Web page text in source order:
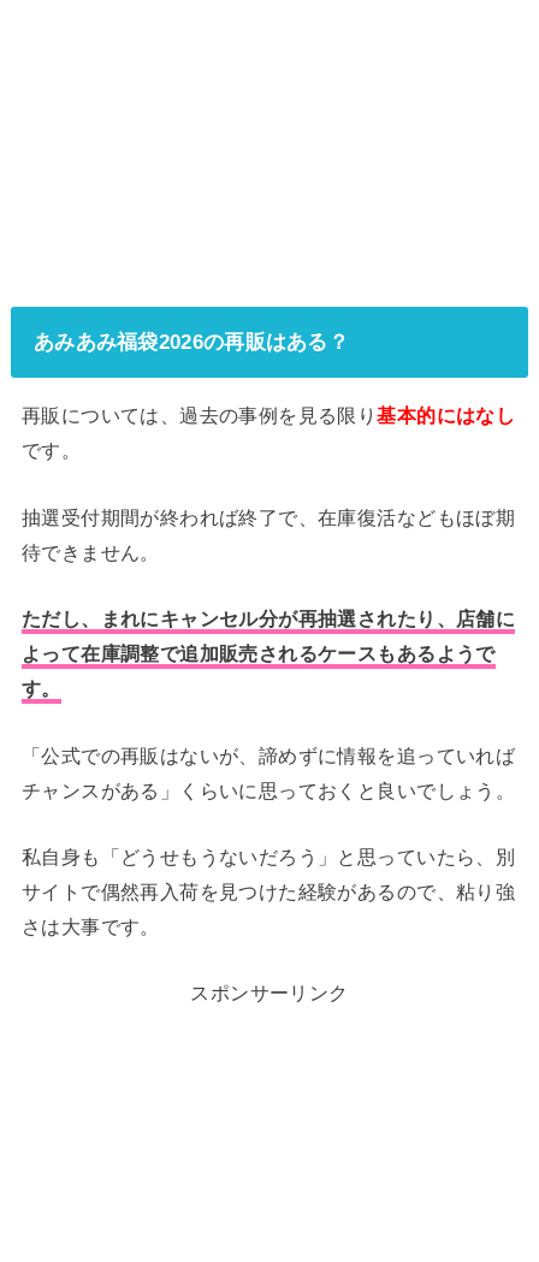
あみあみ福袋2026の再販はある？
再販については、過去の事例を見る限り基本的にはなし
です。
抽選受付期間が終われば終了で、在庫復活などもほぼ期
待できません。
ただし、まれにキャンセル分が再抽選されたり、店舗に
よって在庫調整で追加販売されるケースもあるようで
す。
「公式での再販はないが、諦めずに情報を追っていれば
チャンスがある」くらいに思っておくと良いでしょう。
私自身も「どうせもうないだろう」と思っていたら、別
サイトで偶然再入荷を見つけた経験があるので、粘り強
さは大事です。
スポンサーリンク